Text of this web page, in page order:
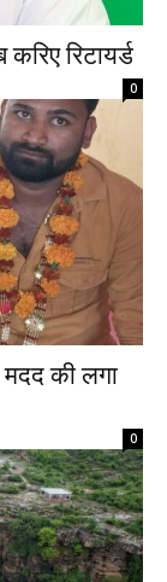
रिटायर्ड
0
मदद की लगा
0